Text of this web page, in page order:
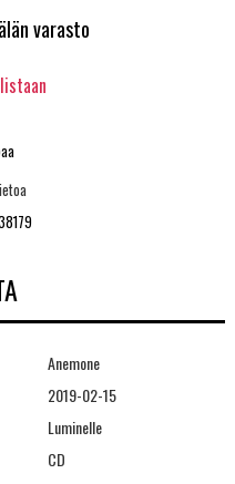
varasto
Anemone
2019-02-15
Luminelle
CD